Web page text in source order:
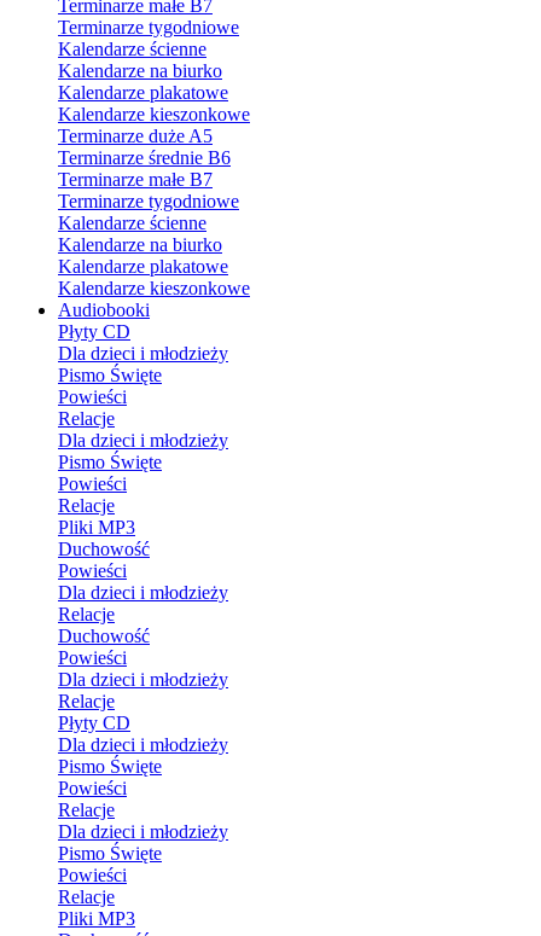
Terminarze małe B7
Terminarze tygodniowe
Kalendarze ścienne
Kalendarze na biurko
Kalendarze plakatowe
Kalendarze kieszonkowe
Terminarze duże A5
Terminarze średnie B6
Terminarze małe B7
Terminarze tygodniowe
Kalendarze ścienne
Kalendarze na biurko
Kalendarze plakatowe
Kalendarze kieszonkowe
Audiobooki
Płyty CD
Dla dzieci i młodzieży
Pismo Święte
Powieści
Relacje
Dla dzieci i młodzieży
Pismo Święte
Powieści
Relacje
Pliki MP3
Duchowość
Powieści
Dla dzieci i młodzieży
Relacje
Duchowość
Powieści
Dla dzieci i młodzieży
Relacje
Płyty CD
Dla dzieci i młodzieży
Pismo Święte
Powieści
Relacje
Dla dzieci i młodzieży
Pismo Święte
Powieści
Relacje
Pliki MP3